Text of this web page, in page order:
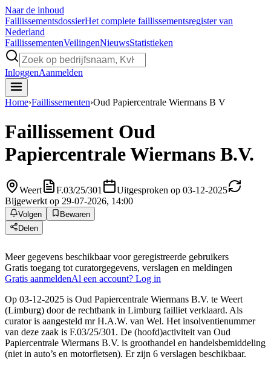
Naar de inhoud
FaillissementsdossierHet complete faillissementsregister van
Nederland
FaillissementenVeilingenNieuwsStatistieken
InloggenAanmelden
Home›Faillissementen›Oud Papiercentrale Wiermans B V
Faillissement Oud
Papiercentrale Wiermans B.V.
Weert F.03/25/301
Uitgesproken op 03-12-2025
Bijgewerkt op 29-07-2026, 14:00
Volgen
Bewaren
Delen
Meer gegevens beschikbaar voor geregistreerde gebruikers
Gratis toegang tot curatorgegevens, verslagen en meldingen
Gratis aanmeldenAl een account? Log in
Op 03-12-2025 is Oud Papiercentrale Wiermans B.V. te Weert
(Limburg) door de rechtbank in Limburg failliet verklaard. Als
curator is aangesteld mr H.A.W. van Wel. Het insolventienummer
van deze zaak is F.03/25/301. De (hoofd)activiteit van Oud
Papiercentrale Wiermans B.V. is groothandel en handelsbemiddeling
(niet in auto’s en motorfietsen). Er zijn 6 verslagen beschikbaar.